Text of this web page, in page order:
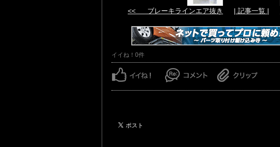
<< ブレーキラインエア抜き | 記事一覧 |
イイね！0件